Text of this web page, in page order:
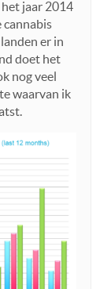
jaar 2014
cannabis
er in
doet het
nog veel
waarvan ik